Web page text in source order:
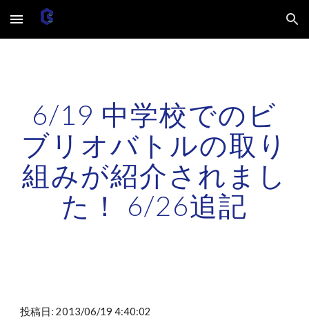
Skip to main content Skip to navigation
6/19 中学校でのビ
ブリオバトルの取り
組みが紹介されまし
た！ 6/26追記
投稿日: 2013/06/19 4:40:02